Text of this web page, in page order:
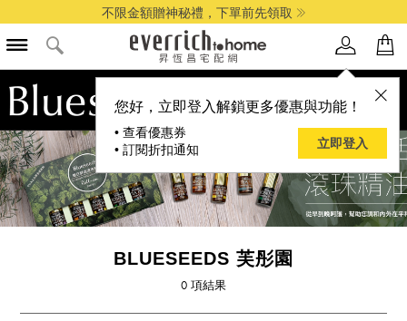
不限金額贈神秘禮，下單前先領取
您好，立即登入解鎖更多優惠與功能！
• 查看優惠券
• 訂閱折扣通知
立即登入
BLUESEEDS 芙彤園
0 項結果